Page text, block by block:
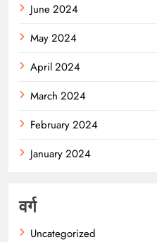
June 2024
May 2024
April 2024
March 2024
February 2024
January 2024
वर्ग
Uncategorized